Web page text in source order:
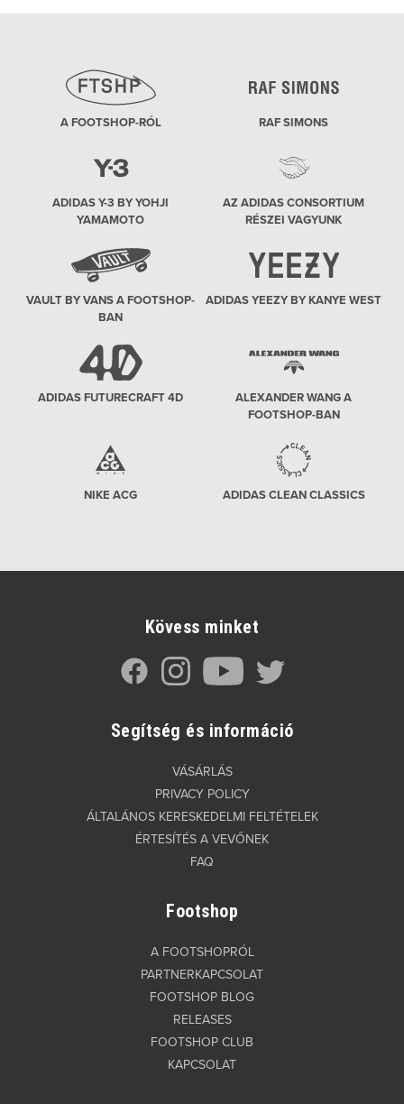
A FOOTSHOP-RÓL RAF SIMONS
ADIDAS Y-3 BY YOHJI
YAMAMOTO
AZ ADIDAS CONSORTIUM
RÉSZEI VAGYUNK
VAULT BY VANS A FOOTSHOP-
BAN
ADIDAS YEEZY BY KANYE WEST
ADIDAS FUTURECRAFT 4D
ALEXANDER WANG A
FOOTSHOP-BAN
NIKE ACG ADIDAS CLEAN CLASSICS
Kövess minket
Segítség és információ
VÁSÁRLÁS
PRIVACY POLICY
ÁLTALÁNOS KERESKEDELMI FELTÉTELEK
ÉRTESÍTÉS A VEVŐNEK
FAQ
Footshop
A FOOTSHOPRÓL
PARTNERKAPCSOLAT
FOOTSHOP BLOG
RELEASES
FOOTSHOP CLUB
KAPCSOLAT